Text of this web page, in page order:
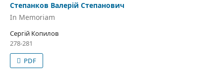
Степанков Валерій Степанович
In Memoriam
Сергій Копилов
278-281
PDF